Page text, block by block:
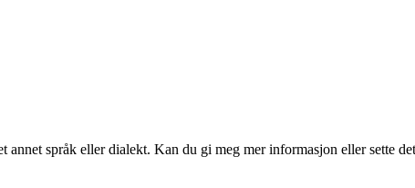
språk eller dialekt. Kan du gi meg mer informasjon eller sette